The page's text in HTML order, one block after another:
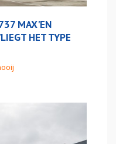
MAX'EN
HET TYPE